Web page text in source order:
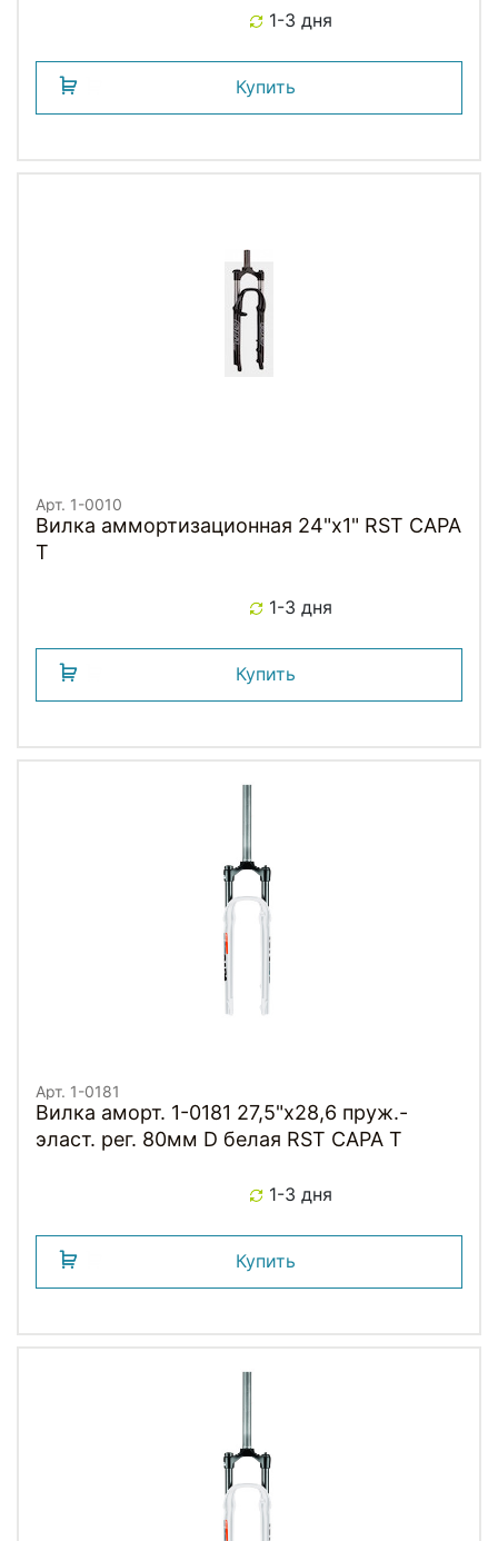
1-3 дня
Купить
Арт. 1-0010
Вилка аммортизационная 24"х1" RST CAPA
T
1-3 дня
Купить
Арт. 1-0181
Вилка аморт. 1-0181 27,5"х28,6 пруж.-
эласт. рег. 80мм D белая RST CAPA Т
1-3 дня
Купить